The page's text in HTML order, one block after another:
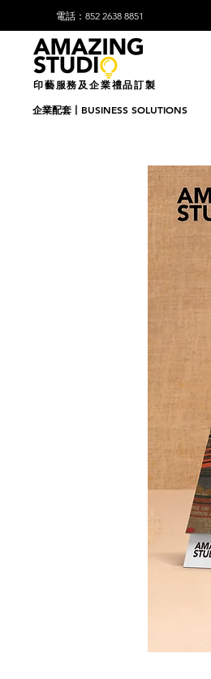
電話：852 2638 8851
印藝服務及企業禮品訂製
企業配套丨BUSINESS SOLUTIONS